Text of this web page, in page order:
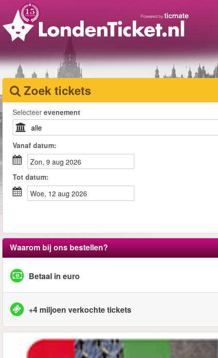
Zoek tickets
Selecteer evenement
Vanaf datum:
zon, 9 aug 2026
Tot datum:
woe, 12 aug 2026
Waarom bij ons bestellen?
Betaal in euro
+4 miljoen verkochte tickets